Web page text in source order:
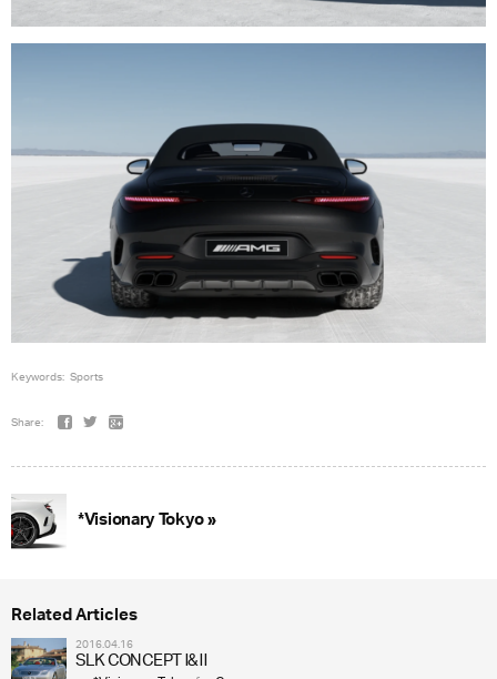
Keywords: Sports
Share:
*Visionary Tokyo »
Related Articles
2016.04.16
SLK CONCEPT Ⅰ&Ⅱ